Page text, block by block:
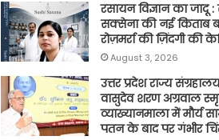
रसायन विज्ञान का जादू :
सक्सेना की नई किताब
रोज़मर्रा की ज़िंदगी की
August 3, 2026
उत्तर प्रदेश राज्य संग्रहालय
वासुदेव शरण अग्रवाल
व्याख्यानमाला में मौर्य
पतन के बाद पर गंभीर